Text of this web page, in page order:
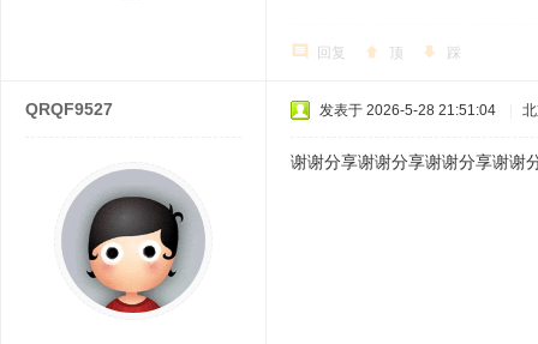
回复 顶 踩
QRQF9527 发表于 2026-5-28 21:51:04
谢谢分享谢谢分享谢谢分享谢谢